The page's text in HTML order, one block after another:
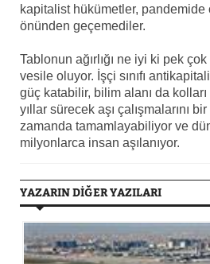
kapitalist hükümetler,
önünden geçemediler.
Tablonun ağırlığı ne iyi ki pek
vesile oluyor. İşçi sınıfı
güç katabilir, bilim alanı da kolları
yıllar sürecek aşı çalışmalarını
zamanda tamamlayabiliyor ve
milyonlarca insan aşılanıyor.
YAZARIN DİĞER YAZILARI